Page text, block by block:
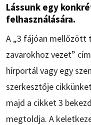
Lássunk egy
felhasználására.
A „3 fájóan mellőzött
zavarokhoz vezet”
hírportál vagy egy
szerkesztője
majd a cikket 3
megtoldja. A